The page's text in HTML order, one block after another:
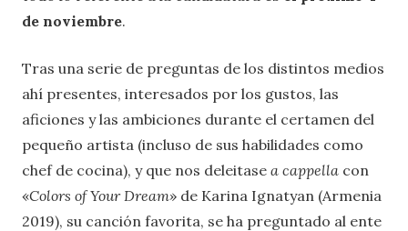
de noviembre.
Tras una serie de preguntas de los distintos medios
ahí presentes, interesados por los gustos, las
aficiones y las ambiciones durante el certamen del
pequeño artista (incluso de sus habilidades como
chef de cocina), y que nos deleitase a cappella con
«Colors of Your Dream» de Karina Ignatyan (Armenia
2019), su canción favorita, se ha preguntado al ente